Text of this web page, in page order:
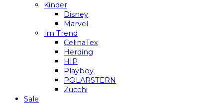
Kinder
Disney
Marvel
Im Trend
CelinaTex
Herding
HIP
Playboy
POLARSTERN
Zucchi
Sale